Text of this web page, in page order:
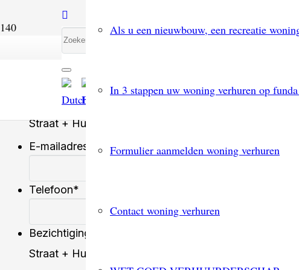
Als u een nieuwbouw, een recreatie
In 3 stappen uw woning verhuren op
Formulier aanmelden woning verhuren
Contact woning verhuren
*
Straat + Huisnummer
E-mailadres
Telefoon*
Bezichtiging woning
Straat + Huisnummer